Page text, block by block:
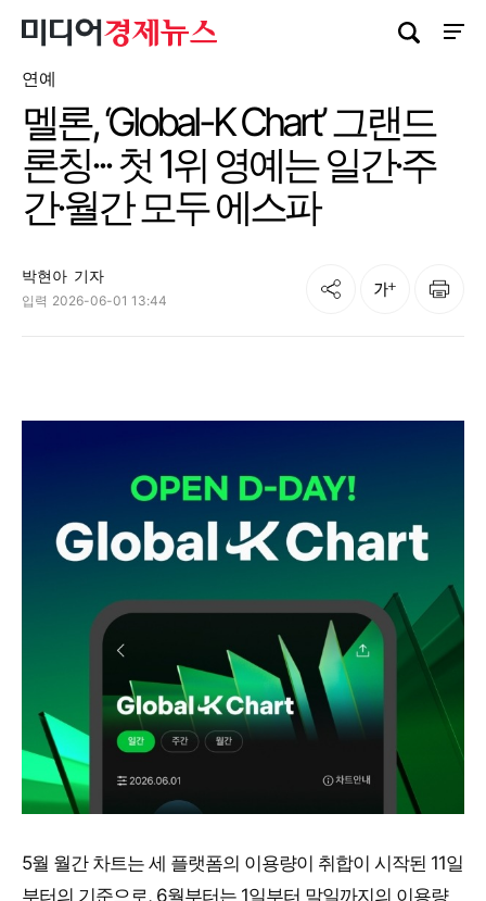
사이
검색창 열기
연예
멜론, ‘Global-K Chart’ 그랜드
론칭··· 첫 1위 영예는 일간·주
간·월간 모두 에스파
박현아 기자
입력 2026-06-01 13:44
공유 글자크기 인쇄
5월 월간 차트는 세 플랫폼의 이용량이 취합이 시작된 11일
부터의 기준으로, 6월부터는 1일부터 말일까지의 이용량